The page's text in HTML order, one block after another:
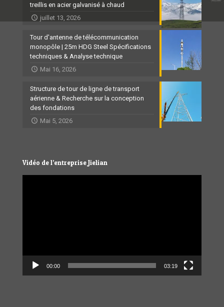
treillis en acier galvanisé à chaud
juillet 13, 2026
Tour d'antenne de télécommunication
monopôle | 25m HDG Steel Spécifications
techniques & Analyse technique
Mai 16, 2026
Structure de tour de ligne de transport
aérienne & Recherche sur la conception
des fondations
Mai 5, 2026
Vidéo de l’entreprise Jielian
00:00 03:19